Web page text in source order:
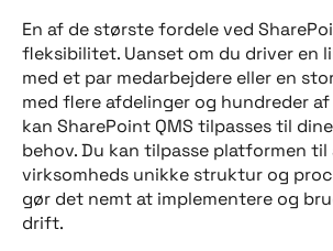
En af de største fordele ved
fleksibilitet. Uanset om du driver en
med et par medarbejdere eller en
med flere afdelinger og hundreder
kan SharePoint QMS tilpasses til
behov. Du kan tilpasse platformen til
virksomheds unikke struktur og
gør det nemt at implementere og
drift.